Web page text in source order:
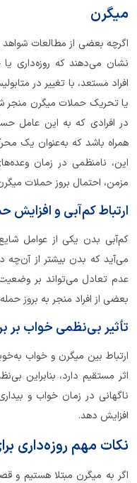
میگرن
اگرچه بعضی از مطالعات شواهد
نشان می‌دهند که روزه‌داری
افراد مستعد، با تغییر در
یا تحریک حملات میگرن منجر
در افرادی که به این عامل
همراه باشد که به‌عنوان یک
این، نامنظمی در زمان
مزمن، احتمال بروز حملات
ارتباط کم‌آبی و افزایش
کم‌آبی بدن یکی از عوامل
می‌آید که بدن بیشتر از آن‌چه
عدم تعادل می‌تواند بر
بعضی از افراد منجر به بروز
تأثیر بی‌نظمی خواب بر
ارتباط بین میگرن و خواب
اثر مستقیم دارد، بنابراین
ناگهانی در زمان خواب و
افزایش دهد.
نکات مهم روزه‌داری
اگر به میگرن مبتلا هستیم و